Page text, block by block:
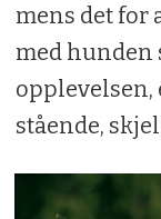
mens det for
med hunden
opplevelsen,
stående,